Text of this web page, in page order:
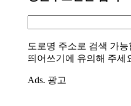
도로명 주소로 검색 가능
띄어쓰기에 유의해 주세
Ads. 광고